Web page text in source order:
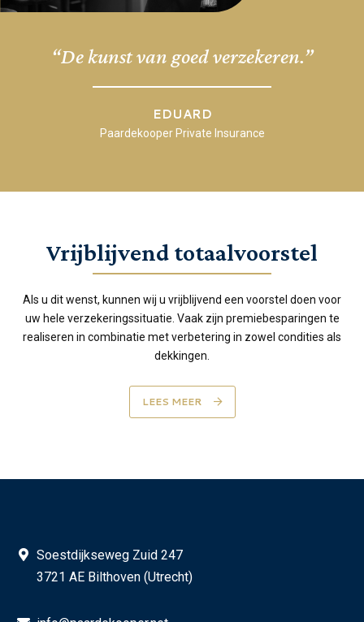
“De kunst van goed verzekeren.”
EDUARD
Paardekooper Private Insurance
Vrijblijvend totaalvoorstel
Als u dit wenst, kunnen wij u vrijblijvend een voorstel doen voor
uw hele verzekeringssituatie. Vaak zijn premiebesparingen te
realiseren in combinatie met verbetering in zowel condities als
dekkingen.
LEES MEER
Soestdijkseweg Zuid 247
3721 AE Bilthoven (Utrecht)